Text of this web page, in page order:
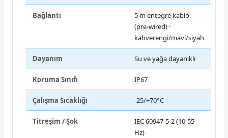
Bağlantı
5 m entegre kablo
(pre-wired) ·
kahverengi/mavi/siyah
Dayanım Su ve yağa dayanıklı
Koruma Sınıfı IP67
Çalışma Sıcaklığı -25/+70°C
Titreşim / Şok
IEC 60947-5-2 (10-55
Hz)